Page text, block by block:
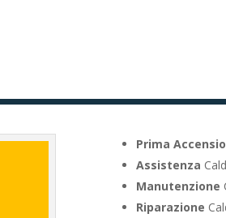
Prima
Assistenza
Manutenzione
Riparazione